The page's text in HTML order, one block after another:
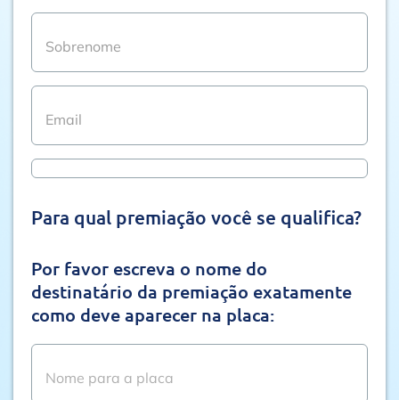
Para qual premiação você se qualifica?
Por favor escreva o nome do
destinatário da premiação exatamente
como deve aparecer na placa: